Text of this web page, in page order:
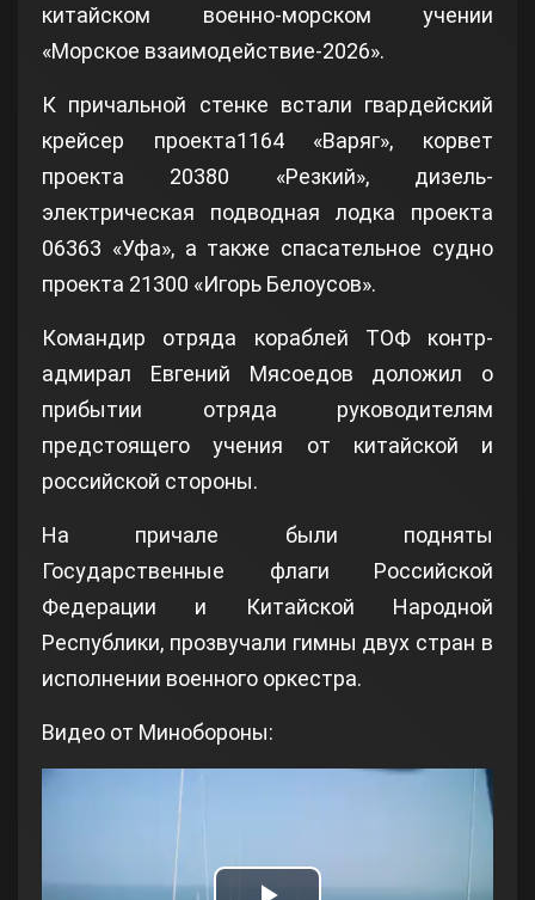
китайском военно-морском учении
«Морское взаимодействие-2026».
К причальной стенке встали гвардейский
крейсер проекта1164 «Варяг», корвет
проекта 20380 «Резкий», дизель-
электрическая подводная лодка проекта
06363 «Уфа», а также спасательное судно
проекта 21300 «Игорь Белоусов».
Командир отряда кораблей ТОФ контр-
адмирал Евгений Мясоедов доложил о
прибытии отряда руководителям
предстоящего учения от китайской и
российской стороны.
На причале были подняты
Государственные флаги Российской
Федерации и Китайской Народной
Республики, прозвучали гимны двух стран в
исполнении военного оркестра.
Видео от Минобороны: